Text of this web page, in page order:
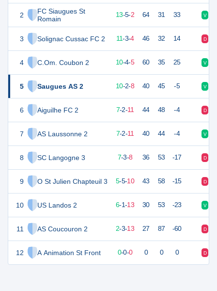
2
FC Siaugues St
Romain
3 Solignac Cussac FC 2
4 C.Om. Coubon 2
5 Saugues AS 2
6 Aiguilhe FC 2
7 AS Laussonne 2
8 SC Langogne 3
9 O St Julien Chapteuil 3
10 US Landos 2
11 AS Coucouron 2
12 A Animation St Front
44 13-5-2 64 31 33 V
34 20 11-3-4 46 32 14 D
33 10-4-5 60 35 25 V
10-2-8 40 45 -5 V
7-2-11 44 48 -4 D
23 7-2-11 40 44 -4 V
7-3-8 36 53 -17 D
20 20 5-5-10 43 58 -15 D
6-1-13 30 53 -23 V
7 2-3-13 27 87 -60 D
0 0-0-0 0 0 0 D